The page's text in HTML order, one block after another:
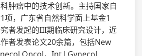
肿瘤中的技术创新。主持国家自
项，广东省自然科学面上基金1
者发起的III期临床研究设计，近
者发表论文20余篇，包括New